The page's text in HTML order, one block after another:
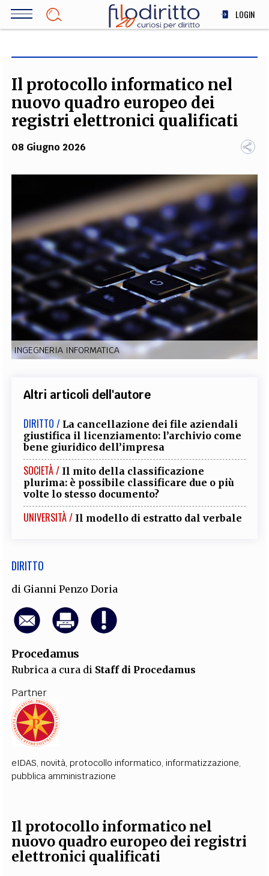
Salta
LOGIN
SOCIETÀ
MEDICINA
SCIENZA
STORIA E FILOSOFIA
TEAM
FILODIRITTO REDAZIONE COMITATO SCIENTIFICO AUTORI
CURATORI
FOTOGRAFI
PARTNER COLLABORA CON NOI
EXTRA
CODICI RUBRICHE LIBRI PROCEEDINGS PUBBLICITÀ CONTATTI
SOCIAL MEDIA
Il protocollo informatico nel
nuovo quadro europeo dei
registri elettronici qualificati
08 Giugno 2026
INGEGNERIA INFORMATICA
Altri articoli dell'autore
DIRITTO / La cancellazione dei file aziendali
giustifica il licenziamento: l’archivio come
bene giuridico dell’impresa
SOCIETÀ / Il mito della classificazione
plurima: è possibile classificare due o più
volte lo stesso documento?
UNIVERSITÀ / Il modello di estratto dal verbale
DIRITTO
di Gianni Penzo Doria
Procedamus
Rubrica a cura di Staff di Procedamus
Partner
eIDAS, novità, protocollo informatico, informatizzazione,
pubblica amministrazione
Il protocollo informatico nel
nuovo quadro europeo dei registri
elettronici qualificati